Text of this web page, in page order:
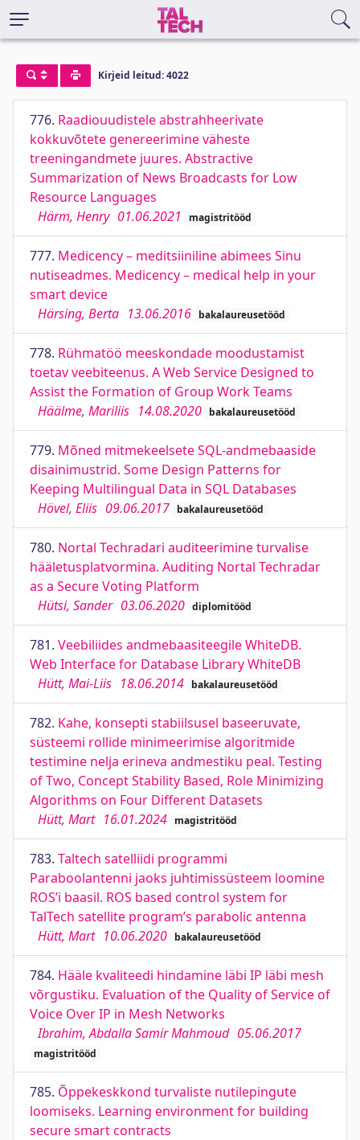
Kirjeid leitud: 4022
776. Raadiouudistele abstrahheerivate
kokkuvõtete genereerimine väheste
treeningandmete juures. Abstractive
Summarization of News Broadcasts for Low
Resource Languages
Härm, Henry 01.06.2021 magistritööd
777. Medicency – meditsiiniline abimees Sinu
nutiseadmes. Medicency – medical help in your
smart device
Härsing, Berta 13.06.2016 bakalaureusetööd
778. Rühmatöö meeskondade moodustamist
toetav veebiteenus. A Web Service Designed to
Assist the Formation of Group Work Teams
Häälme, Mariliis 14.08.2020 bakalaureusetööd
779. Mõned mitmekeelsete SQL-andmebaaside
disainimustrid. Some Design Patterns for
Keeping Multilingual Data in SQL Databases
Hövel, Eliis 09.06.2017 bakalaureusetööd
780. Nortal Techradari auditeerimine turvalise
hääletusplatvormina. Auditing Nortal Techradar
as a Secure Voting Platform
Hütsi, Sander 03.06.2020 diplomitööd
781. Veebiliides andmebaasiteegile WhiteDB.
Web Interface for Database Library WhiteDB
Hütt, Mai-Liis 18.06.2014 bakalaureusetööd
782. Kahe, konsepti stabiilsusel baseeruvate,
süsteemi rollide minimeerimise algoritmide
testimine nelja erineva andmestiku peal. Testing
of Two, Concept Stability Based, Role Minimizing
Algorithms on Four Different Datasets
Hütt, Mart 16.01.2024 magistritööd
783. Taltech satelliidi programmi
Paraboolantenni jaoks juhtimissüsteem loomine
ROS’i baasil. ROS based control system for
TalTech satellite program’s parabolic antenna
Hütt, Mart 10.06.2020 bakalaureusetööd
784. Hääle kvaliteedi hindamine läbi IP läbi mesh
võrgustiku. Evaluation of the Quality of Service of
Voice Over IP in Mesh Networks
Ibrahim, Abdalla Samir Mahmoud 05.06.2017
magistritööd
785. Õppekeskkond turvaliste nutilepingute
loomiseks. Learning environment for building
secure smart contracts